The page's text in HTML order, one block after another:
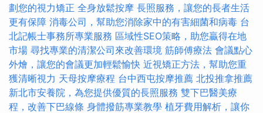
劃您的視力矯正 全身放鬆按摩 長照服務，讓您的長者生活
更有保障 消毒公司，幫助您消除家中的有害細菌和病毒 台
北記帳士事務所專業服務 區域性SEO策略，助您贏得在地
市場 尋找專業的清潔公司來改善環境 筋師傅療法 會議點心
外燴，讓您的會議更加輕鬆愉快 近視矯正方法，幫助您重
獲清晰視力 天母按摩療程 台中西屯按摩推薦 北投推拿推薦
新北市安養院，為您提供優質的長照服務 雙下巴醫美療
程，改善下巴線條 身體撥筋專業教學 植牙費用解析，讓你